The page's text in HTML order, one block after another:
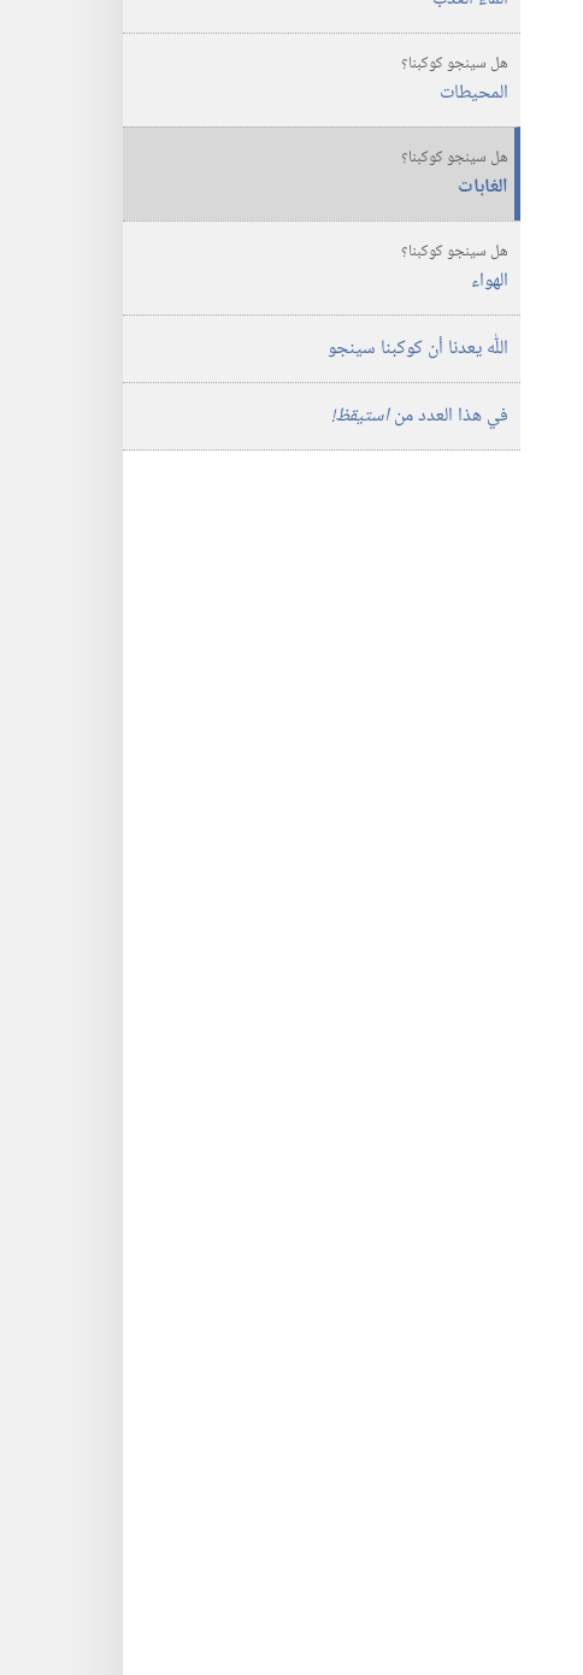
تعطينا
هل سينجو كوكبنا؟‏
المحيطات
هل سينجو كوكبنا؟‏
الغابات
هل سينجو كوكبنا؟‏
الهواء
اللّٰه يعدنا أن كوكبنا سينجو
في هذا العدد مناستيقظ!‏